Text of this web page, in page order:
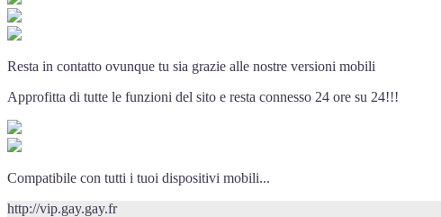
Resta in contatto ovunque tu sia grazie alle nostre versioni mobili
Approfitta di tutte le funzioni del sito e resta connesso 24 ore su 24!!!
Compatibile con tutti i tuoi dispositivi mobili...
http://vip.gay.gay.fr